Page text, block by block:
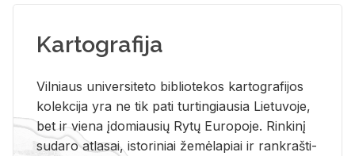
Kartografija
Vil­niaus uni­ver­si­te­to bi­b­lio­te­kos kar­to­gra­fi­jos
ko­lek­ci­ja yra ne tik pati tur­tin­giau­sia Lie­tu­vo­je,
bet ir vie­na įdo­miau­sių Rytų Eu­ro­po­je. Rin­ki­nį
su­da­ro at­la­sai, is­to­ri­niai že­mė­la­piai ir rank­raš­ti­